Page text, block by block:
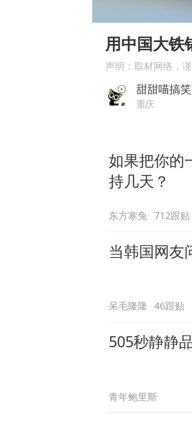
用中国大铁
声明：取材网络，
甜甜喵搞笑
重庆
如果把你的
持几天？
东方寒兔 712跟贴
当韩国网友
呆毛隆隆 46跟贴
505秒静静
青年鲍里斯